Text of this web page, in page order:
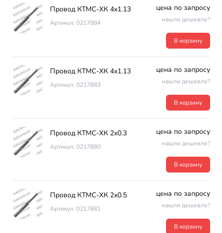
Провод КТМС-ХК 4х1.13
Артикул: 0217884
цена по запросу
нашли дешевле?
В корзину
Провод КТМС-ХК 4х1.13
Артикул: 0217883
цена по запросу
нашли дешевле?
В корзину
Провод КТМС-ХК 2х0.3
Артикул: 0217880
цена по запросу
нашли дешевле?
В корзину
Провод КТМС-ХК 2х0.5
Артикул: 0217881
цена по запросу
нашли дешевле?
В корзину